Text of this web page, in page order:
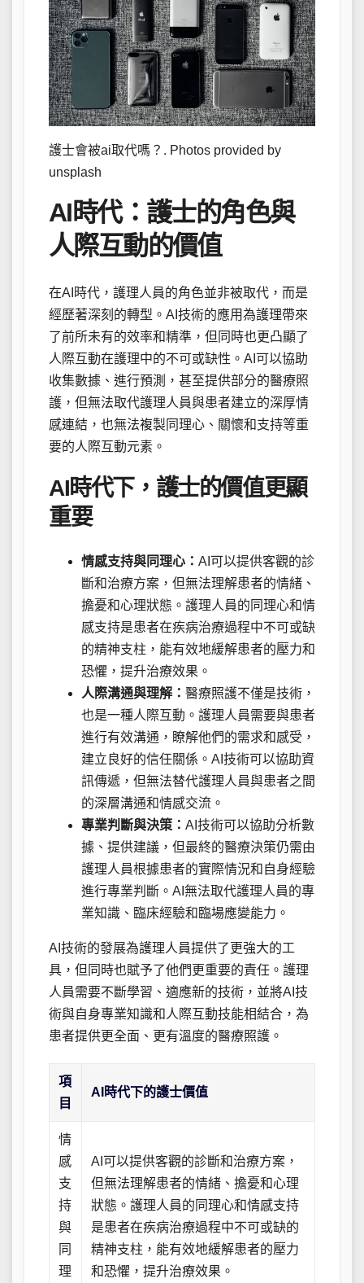
護士會被ai取代嗎？. Photos provided by
unsplash
AI時代：護士的角色與
人際互動的價值
在AI時代，護理人員的角色並非被取代，而是
經歷著深刻的轉型。AI技術的應用為護理帶來
了前所未有的效率和精準，但同時也更凸顯了
人際互動在護理中的不可或缺性。AI可以協助
收集數據、進行預測，甚至提供部分的醫療照
護，但無法取代護理人員與患者建立的深厚情
感連結，也無法複製同理心、關懷和支持等重
要的人際互動元素。
AI時代下，護士的價值更顯
重要
情感支持與同理心： AI可以提供客觀的診
斷和治療方案，但無法理解患者的情緒、
擔憂和心理狀態。護理人員的同理心和情
感支持是患者在疾病治療過程中不可或缺
的精神支柱，能有效地緩解患者的壓力和
恐懼，提升治療效果。
人際溝通與理解： 醫療照護不僅是技術，
也是一種人際互動。護理人員需要與患者
進行有效溝通，瞭解他們的需求和感受，
建立良好的信任關係。AI技術可以協助資
訊傳遞，但無法替代護理人員與患者之間
的深層溝通和情感交流。
專業判斷與決策： AI技術可以協助分析數
據、提供建議，但最終的醫療決策仍需由
護理人員根據患者的實際情況和自身經驗
進行專業判斷。AI無法取代護理人員的專
業知識、臨床經驗和臨場應變能力。
AI技術的發展為護理人員提供了更強大的工
具，但同時也賦予了他們更重要的責任。護理
人員需要不斷學習、適應新的技術，並將AI技
術與自身專業知識和人際互動技能相結合，為
患者提供更全面、更有溫度的醫療照護。
項
目
AI時代下的護士價值
情
感
支
持
與
同
理
AI可以提供客觀的診斷和治療方案，
但無法理解患者的情緒、擔憂和心理
狀態。護理人員的同理心和情感支持
是患者在疾病治療過程中不可或缺的
精神支柱，能有效地緩解患者的壓力
和恐懼，提升治療效果。